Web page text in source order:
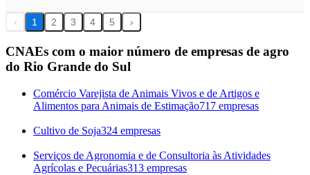
‹ 1 2 3 4 5 ›
CNAEs com o maior número de empresas de agro
do Rio Grande do Sul
Comércio Varejista de Animais Vivos e de Artigos e
Alimentos para Animais de Estimação717 empresas
Cultivo de Soja324 empresas
Serviços de Agronomia e de Consultoria às Atividades
Agrícolas e Pecuárias313 empresas